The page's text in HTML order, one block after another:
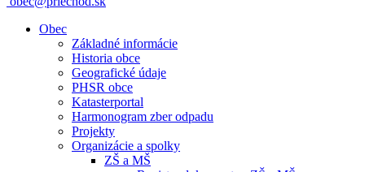
Obec
Základné informácie
Historia obce
Geografické údaje
PHSR obce
Katasterportal
Harmonogram zber odpadu
Projekty
Organizácie a spolky
ZŠ a MŠ